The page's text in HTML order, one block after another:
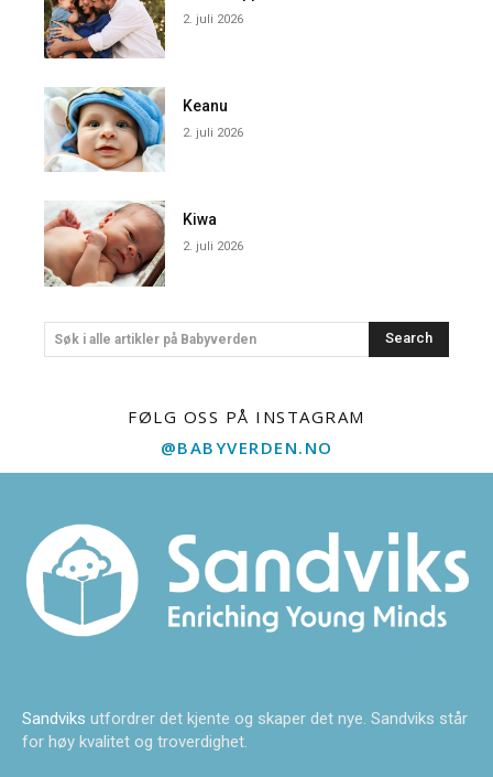
2. juli 2026
Keanu
2. juli 2026
Kiwa
2. juli 2026
Søk i alle artikler på Babyverden Search
FØLG OSS PÅ INSTAGRAM
@BABYVERDEN.NO
Sandviks utfordrer det kjente og skaper det nye. Sandviks står
for høy kvalitet og troverdighet.